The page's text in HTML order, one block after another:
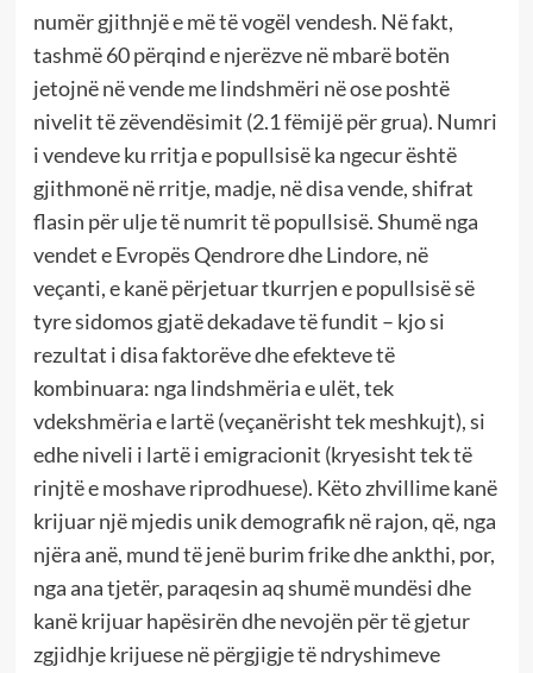
numër gjithnjë e më të vogël vendesh. Në fakt,
tashmë 60 përqind e njerëzve në mbarë botën
jetojnë në vende me lindshmëri në ose poshtë
nivelit të zëvendësimit (2.1 fëmijë për grua). Numri
i vendeve ku rritja e popullsisë ka ngecur është
gjithmonë në rritje, madje, në disa vende, shifrat
flasin për ulje të numrit të popullsisë. Shumë nga
vendet e Evropës Qendrore dhe Lindore, në
veçanti, e kanë përjetuar tkurrjen e popullsisë së
tyre sidomos gjatë dekadave të fundit – kjo si
rezultat i disa faktorëve dhe efekteve të
kombinuara: nga lindshmëria e ulët, tek
vdekshmëria e lartë (veçanërisht tek meshkujt), si
edhe niveli i lartë i emigracionit (kryesisht tek të
rinjtë e moshave riprodhuese). Këto zhvillime kanë
krijuar një mjedis unik demografik në rajon, që, nga
njëra anë, mund të jenë burim frike dhe ankthi, por,
nga ana tjetër, paraqesin aq shumë mundësi dhe
kanë krijuar hapësirën dhe nevojën për të gjetur
zgjidhje krijuese në përgjigje të ndryshimeve